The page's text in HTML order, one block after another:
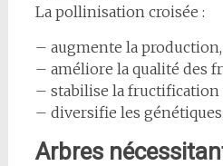
La pollinisation croisée :
– augmente la production,
– améliore la qualité des
– stabilise la fructification
– diversifie les génétiques.
Arbres